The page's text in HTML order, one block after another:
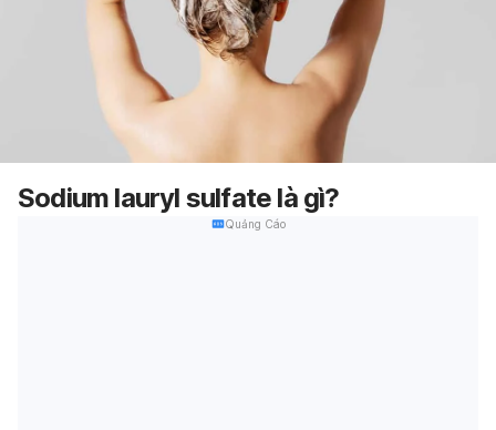
Sodium lauryl sulfate là gì?
Quảng Cáo